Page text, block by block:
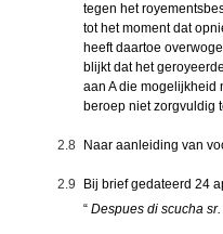
tegen het
tot het moment dat
heeft daartoe
blijkt dat het
aan A die mogelijkheid
beroep niet zorgvuldig
2.8 Naar aanleiding van
2.9
Bij brief gedateerd 24
“ Despues di scucha